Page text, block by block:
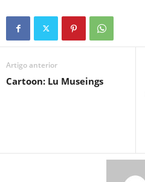
Artigo anterior
Cartoon: Lu Museings